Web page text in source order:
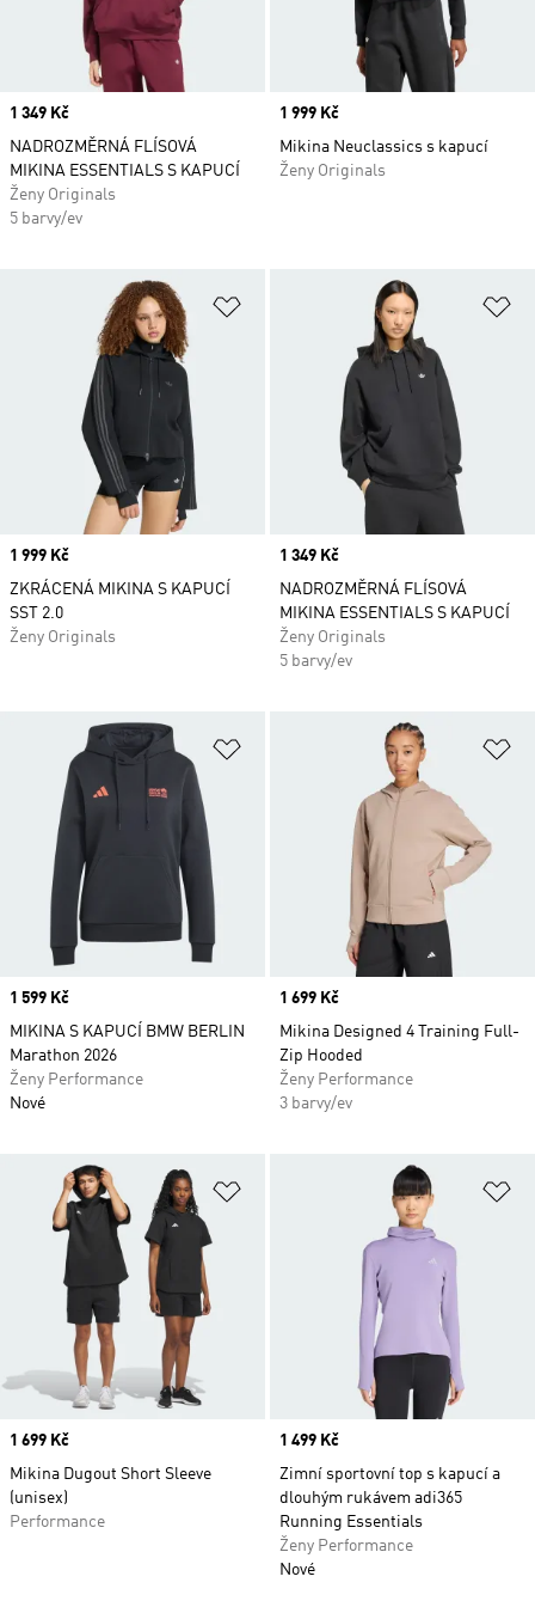
Price
1 349 Kč
NADROZMĚRNÁ FLÍSOVÁ
MIKINA ESSENTIALS S KAPUCÍ
Ženy Originals
5 barvy/ev
Price
1 999 Kč
Mikina Neuclassics s kapucí
Ženy Originals
Přidat do seznamu přání
Price
1 999 Kč
ZKRÁCENÁ MIKINA S KAPUCÍ
SST 2.0
Ženy Originals
Price
1 349 Kč
NADROZMĚRNÁ FLÍSOVÁ
MIKINA ESSENTIALS S KAPUCÍ
Ženy Originals
5 barvy/ev
Přidat do seznamu přání
Price
1 599 Kč
MIKINA S KAPUCÍ BMW BERLIN
Marathon 2026
Ženy Performance
Nové
Price
1 699 Kč
Mikina Designed 4 Training Full-
Zip Hooded
Ženy Performance
3 barvy/ev
Přidat do seznamu přání
Price
1 699 Kč
Mikina Dugout Short Sleeve
(unisex)
Performance
Price
1 499 Kč
Zimní sportovní top s kapucí a
dlouhým rukávem adi365
Running Essentials
Ženy Performance
Nové